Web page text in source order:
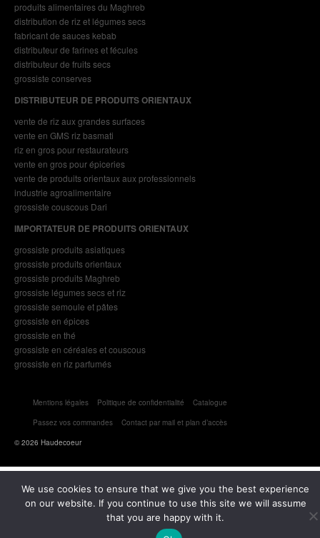
produits alimentaires du Maghreb
distribution de riz et légumes secs
fabricant de sauces kebab
distributeur de farines et fécules
distributeur de fruits secs
grossiste conserves
DISTRIBUTEUR DE PRODUITS ORIENTAUX
vente de riz aux grandes surfaces
vente en GMS riz basmati
riz en gros pour restaurateurs
vente en gros pour épiceries
vente de produits orientaux aux professionnels
industrie agroalimentaire
grossiste couscous Dari
IMPORTATEUR DE PRODUITS ORIENTAUX
grossiste produits asiatiques
grossiste produits orientaux
grossiste produits Maghreb
grossiste légumes secs et riz
grossiste semoule et pâtes
grossiste en épices
grossiste en thé
grossiste en céréales et couscous
grossiste en riz parfumés
Mentions légales Politique de confidentialité
Catalogue
Passez vos commandes
Contact par mail et plan d’accès
© 2026 Haudecoeur
We use cookies to ensure that we give you the best experience
on our website. If you continue to use this site we will assume
that you are happy with it.